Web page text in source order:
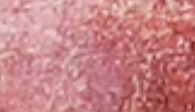
vstoupily do znamení Berana a Vah. To bylo
12. července 2023